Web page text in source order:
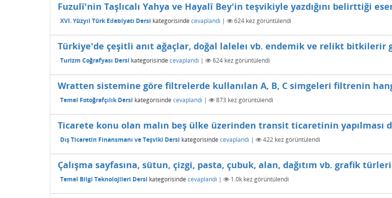
Fuzulî'nin Taşlıcalı Yahya ve Hayalî Bey'in teşvikiyle yazdığını belirttiği
XVI. Yüzyıl Türk Edebiyatı Dersi kategorisinde cevaplandı | 624 kez görüntülendi
Türkiye'de çeşitli anıt ağaçlar, doğal laleleı vb. endemik ve relikt bitkilerir
Turizm Coğrafyası Dersi kategorisinde cevaplandı | 624 kez görüntülendi
Wratten sistemine göre filtrelerde kullanılan A, B, C simgeleri filtrenin
Temel Fotoğrafçılık Dersi kategorisinde cevaplandı | 873 kez görüntülendi
Ticarete konu olan malın beş ülke üzerinden transit ticaretinin yapılması
Dış Ticaretin Finansmanı ve Teşviki Dersi kategorisinde cevaplandı | 422 kez görüntülendi
Çalışma sayfasına, sütun, çizgi, pasta, çubuk, alan, dağıtım vb. grafik
Temel Bilgi Teknolojileri Dersi kategorisinde cevaplandı | 1.0k kez görüntülendi